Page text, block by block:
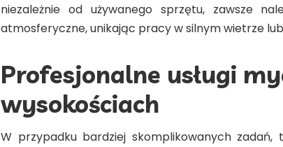
niezależnie od używanego sprzętu, zawsze
atmosferyczne, unikając pracy w silnym wietrze
Profesjonalne usługi
wysokościach
W przypadku bardziej skomplikowanych